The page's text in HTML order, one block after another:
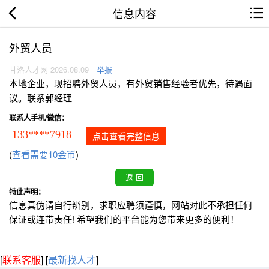
信息内容
外贸人员
甘洛人才网 2026.08.09 举报
本地企业，现招聘外贸人员，有外贸销售经验者优先，待遇面
议。联系郭经理
联系人手机/微信：
133****7918 点击查看完整信息
(查看需要10金币)
特此声明：
信息真伪请自行辨别，求职应聘须谨慎，网站对此不承担任何
保证或连带责任! 希望我们的平台能为您带来更多的便利！
[联系客服] [最新找人才]